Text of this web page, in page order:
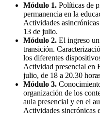
Módulo 1. Políticas de
permanencia en la
Actividades
13 de julio.
Módulo 2. El ingreso
transición.
los diferentes
Actividad presencial en
julio, de 18 a 20.30
Módulo 3.
organización de los
aula presencial y en el
Actividades sincrónicas